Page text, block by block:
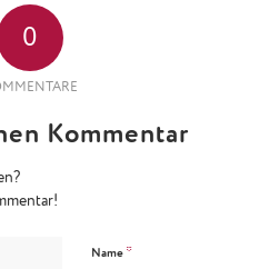
0
Kommentar
Name *